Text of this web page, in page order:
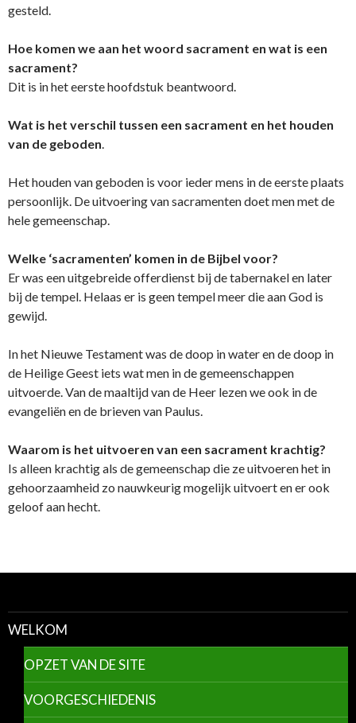
gesteld.
Hoe komen we aan het woord sacrament en wat is een
sacrament?
Dit is in het eerste hoofdstuk beantwoord.
Wat is het verschil tussen een sacrament en het houden
van de geboden.
Het houden van geboden is voor ieder mens in de eerste plaats
persoonlijk. De uitvoering van sacramenten doet men met de
hele gemeenschap.
Welke ‘sacramenten’ komen in de Bijbel voor?
Er was een uitgebreide offerdienst bij de tabernakel en later
bij de tempel. Helaas er is geen tempel meer die aan God is
gewijd.
In het Nieuwe Testament was de doop in water en de doop in
de Heilige Geest iets wat men in de gemeenschappen
uitvoerde. Van de maaltijd van de Heer lezen we ook in de
evangeliën en de brieven van Paulus.
Waarom is het uitvoeren van een sacrament krachtig?
Is alleen krachtig als de gemeenschap die ze uitvoeren het in
gehoorzaamheid zo nauwkeurig mogelijk uitvoert en er ook
geloof aan hecht.
WELKOM
OPZET VAN DE SITE
VOORGESCHIEDENIS